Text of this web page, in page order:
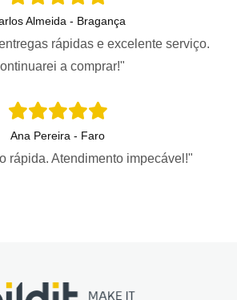
Almeida - Bragança
rápidas e excelente serviço.
a comprar!"
Ana Pereira - Faro
rápida. Atendimento impecável!"